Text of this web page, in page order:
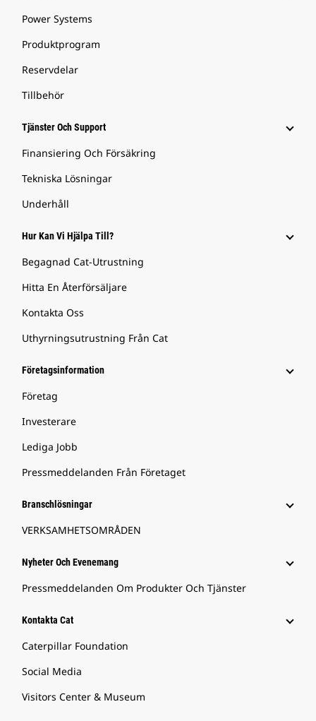
Power Systems
Produktprogram
Reservdelar
Tillbehör
Tjänster Och Support
Finansiering Och Försäkring
Tekniska Lösningar
Underhåll
Hur Kan Vi Hjälpa Till?
Begagnad Cat-Utrustning
Hitta En Återförsäljare
Kontakta Oss
Uthyrningsutrustning Från Cat
Företagsinformation
Företag
Investerare
Lediga Jobb
Pressmeddelanden Från Företaget
Branschlösningar
VERKSAMHETSOMRÅDEN
Nyheter Och Evenemang
Pressmeddelanden Om Produkter Och Tjänster
Kontakta Cat
Caterpillar Foundation
Social Media
Visitors Center & Museum